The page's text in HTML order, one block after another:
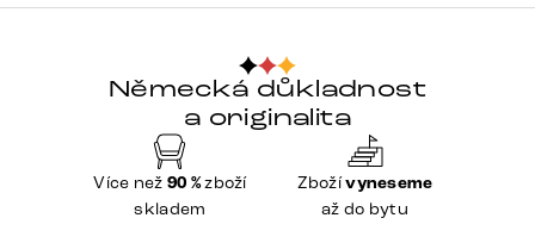
Německá důkladnost
a originalita
Více než 90 %zboží
skladem
Zbožívyneseme
až do bytu